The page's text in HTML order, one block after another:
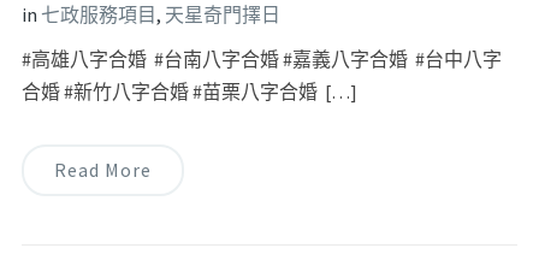
in 七政服務項目, 天星奇門擇日
#高雄八字合婚 #台南八字合婚 #嘉義八字合婚 #台中八字
合婚 #新竹八字合婚 #苗栗八字合婚 […]
Read More